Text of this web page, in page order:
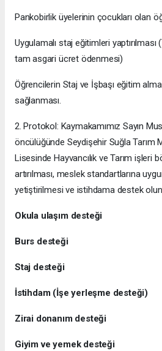
Pankobirlik üyelerinin çocukları olan
Uygulamalı staj eğitimleri yaptırılması
tam asgari ücret ödenmesi)
Öğrencilerin Staj ve İşbaşı eğitim
sağlanması.
2. Protokol: Kaymakamımız Sayın
öncülüğünde Seydişehir Suğla Tarım
Lisesinde Hayvancılık ve Tarım işleri
artırılması, meslek standartlarına
yetiştirilmesi ve istihdama destek
Okula ulaşım desteği
Burs desteği
Staj desteği
İstihdam (İşe yerleşme desteği)
Zirai donanım desteği
Giyim ve yemek desteği